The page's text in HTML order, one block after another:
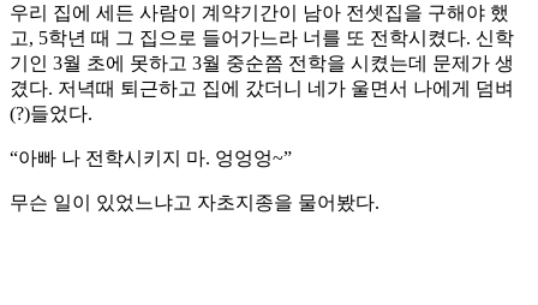
우리 집에 세든 사람이 계약기간이 남아 전셋집을 구해야 했
고, 5학년 때 그 집으로 들어가느라 너를 또 전학시켰다. 신학
기인 3월 초에 못하고 3월 중순쯤 전학을 시켰는데 문제가 생
겼다. 저녁때 퇴근하고 집에 갔더니 네가 울면서 나에게 덤벼
(?)들었다.
“아빠 나 전학시키지 마. 엉엉엉~”
무슨 일이 있었느냐고 자초지종을 물어봤다.